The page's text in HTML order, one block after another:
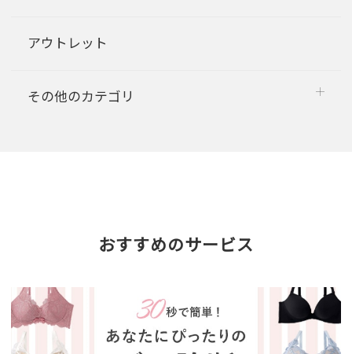
アウトレット
その他のカテゴリ
おすすめのサービス